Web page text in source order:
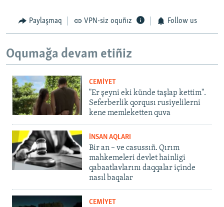
Paylaşmaq VPN-siz oquñız Follow us
Oqumağa devam etiñiz
CEMİYET
"Er şeyni eki künde taşlap kettim".
Seferberlik qorqusı rusiyelilerni
kene memleketten quva
İNSAN AQLARI
Bir an – ve casussıñ. Qırım
mahkemeleri devlet hainligi
qabaatlavlarını daqqalar içinde
nasıl baqalar
CEMİYET